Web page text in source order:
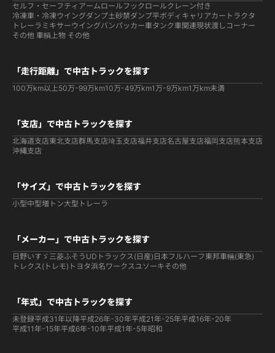
セルフ・セーフティ アームロールフックロールクレーン付き
冷凍車・冷凍ウイングダンプ土砂禁ダンプ平ボディ キャリアカー トラクタ
トレーラ ミキサーウイングバンパッカー車タンク車関連現状渡しコーナー
その他 車輌 上物 その他
「走行距離」で中古トラックを探す
100万km以上50万-99万km10万-49万km1万-9万km1万km未満
「支店」で中古トラックを探す
北海道支店東北支店群馬支店埼玉支店福井支店名古屋支店福岡支店熊本支店
沖縄支店
「サイズ」で中古トラックを探す
小型中型増トン大型 トレーラ
「メーカー」で中古トラックを探す
日野いすゞ 三菱ふそう UDトラックス(日産) 日本フルハーフ 東邦車輛(東急)
トレクス(トレモ) トヨタ浜名ワークス ユソーキその他
「年式」で中古トラックを探す
未登録平成31年以降平成26年-30年平成21年-25年平成16年-20年
平成11年-15年平成6年-10年平成1年-5年昭和